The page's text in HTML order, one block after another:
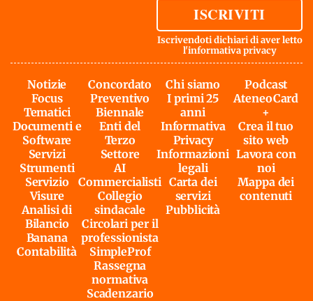
ISCRIVITI
Iscrivendoti dichiari di aver letto
l'informativa privacy
Notizie
Focus
Tematici
Documenti e
Software
Servizi
Strumenti
Servizio
Visure
Analisi di
Bilancio
Banana
Contabilità
Concordato
Preventivo
Biennale
Enti del
Terzo
Settore
AI
Commercialisti
Collegio
sindacale
Circolari per il
professionista
SimpleProf
Rassegna
normativa
Scadenzario
Chi siamo
I primi 25
anni
Informativa
Privacy
Informazioni
legali
Carta dei
servizi
Pubblicità
Podcast
AteneoCard
+
Crea il tuo
sito web
Lavora con
noi
Mappa dei
contenuti